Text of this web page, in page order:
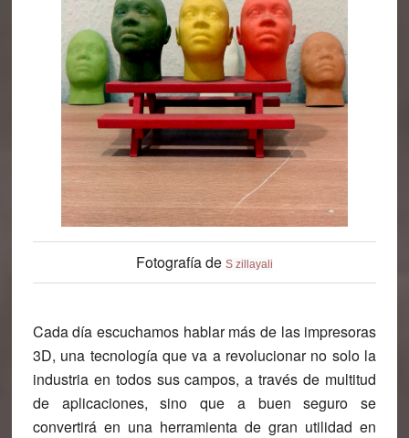
Fotografía de S zillayali
Cada día escuchamos hablar más de las impresoras
3D, una tecnología que va a revolucionar no solo la
industria en todos sus campos, a través de multitud
de aplicaciones, sino que a buen seguro se
convertirá en una herramienta de gran utilidad en